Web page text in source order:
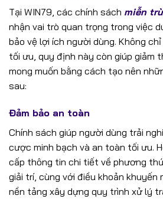
Tại WIN79, các chính sách miễn
nhận vai trò quan trọng trong việc
bảo vệ lợi ích người dùng. Không
tối ưu, quy định này còn giúp giảm
mong muốn bằng cách tạo nên
sau:
Đảm bảo an toàn
Chính sách giúp người dùng trải
cược minh bạch và an toàn tối ưu.
cấp thông tin chi tiết về phương
giải trí, cùng với điều khoản khuyến
nền tảng xây dựng quy trình xử lý